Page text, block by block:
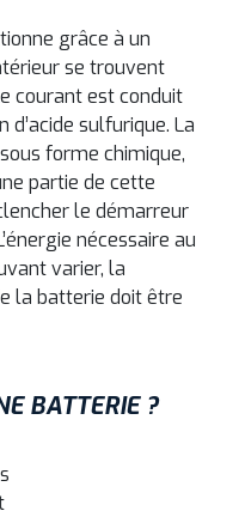
grâce à un
se trouvent
courant est conduit
sulfurique. La
forme chimique,
partie de cette
le démarreur
nécessaire au
varier, la
la batterie doit être
BATTERIE ?